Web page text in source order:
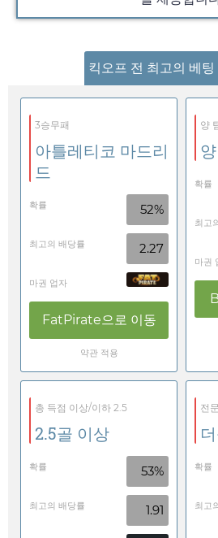
킥오프 전 최고의 베팅
3승무패
아틀레티코 마드리
드
확률 52%
최고의 배당률 2.27
마권 업자
FatPirate으로 이동
약관 적용
양
확률
최고
마권
총 득점 이상/이하 2.5
2.5골 이상
확률 53%
최고의 배당률 1.91
전
확률
최고